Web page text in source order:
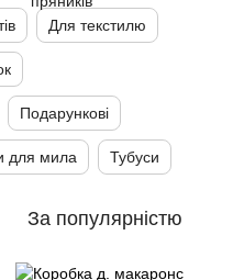
Для текстилю
Подарункові
для мила Тубуси
За популярністю